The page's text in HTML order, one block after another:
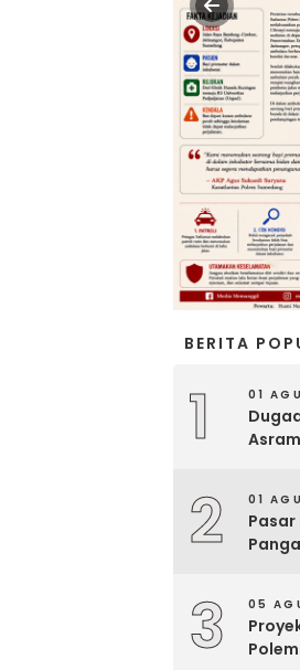
BERITA
1 01
2 01
Pasar
3 05